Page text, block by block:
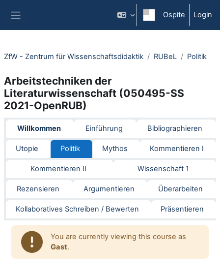
Ospite Login
ZfW - Zentrum für Wissenschaftsdidaktik RUBeL Politik
Arbeitstechniken der
Literaturwissenschaft (050495-SS
2021-OpenRUB)
Section outline
Willkommen Einführung Bibliographieren
Utopie Politik Mythos Kommentieren I
Kommentieren II Wissenschaft 1
Rezensieren Argumentieren Überarbeiten
Kollaboratives Schreiben / Bewerten Präsentieren
You are currently viewing this course as
Gast.